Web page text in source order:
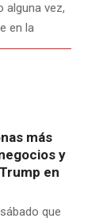
alguna vez,
en la
más
y
en
que